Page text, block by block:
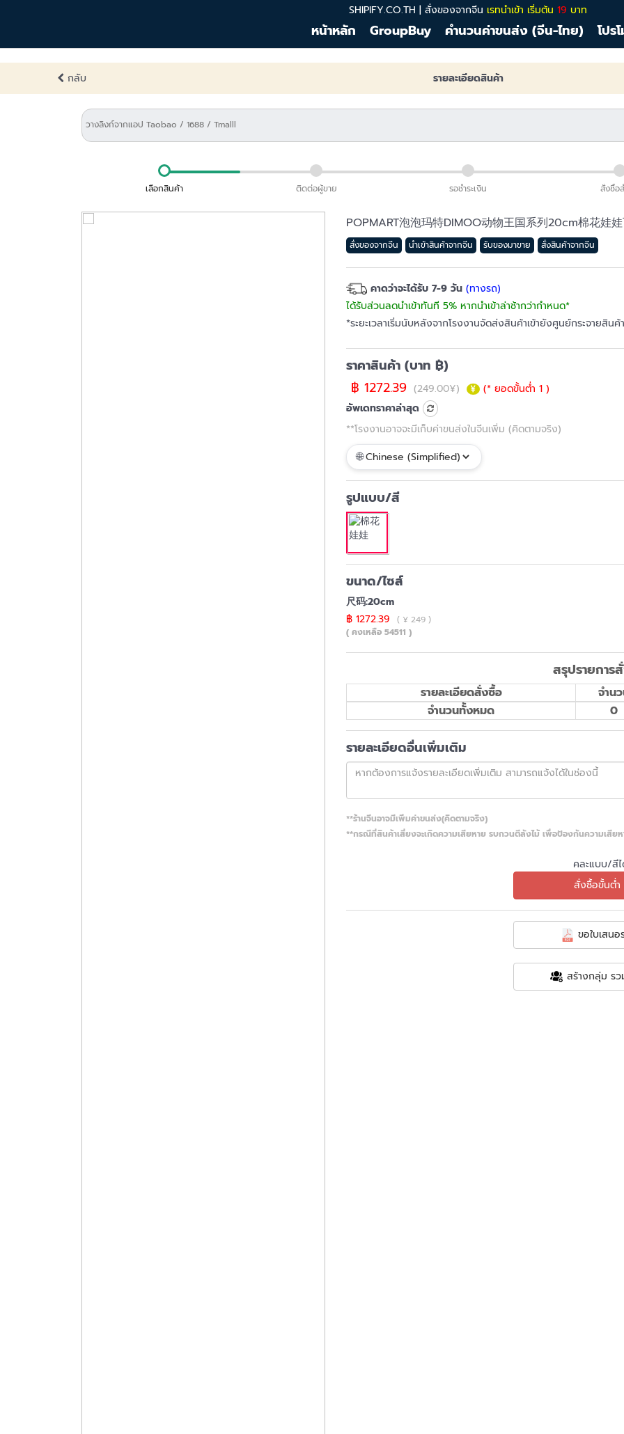
SHIPIFY.CO.TH | สั่งของจากจีน เรทนำเข้า เริ่มต้น 19 บาท
หน้าหลัก GroupBuy คำนวนค่าขนส่ง (จีน-ไทย) โปร
กลับ รายละเอียดสินค้า
เลือกสินค้า ติดต่อผู้ขาย รอชำระเงิน สั่งซื้อ
POPMART泡泡玛特DIMOO动物王国系列20cm棉花娃
สั่งของจากจีน นำเข้าสินค้าจากจีน รับของมาขาย สั่งสินค้าจากจีน
คาดว่าจะได้รับ 7-9 วัน (ทางรถ)
ได้รับส่วนลดนำเข้าทันที 5% หากนำเข้าล่าช้ากว่ากำหนด*
*ระยะเวลาเริ่มนับหลังจากโรงงานจัดส่งสินค้าเข้ายังศูนย์กระจายสิน
ราคาสินค้า (บาท ฿)
฿ 1272.39 (249.00¥)
(* ยอดขั้นต่ำ 1 )
อัพเดทราคาล่าสุด
**โรงงานอาจจะมีเก็บค่าขนส่งในจีนเพิ่ม (คิดตามจริง)
รูปแบบ/สี
ขนาด/ไซส์
尺码:20cm
฿ 1272.39
( ¥ 249 )
( คงเหลือ 54511 )
สรุปรายการ
รายละเอียดสั่งซื้อ
จำน
จำนวนทั้งหมด
0
รายละเอียดอื่นเพิ่มเติม
**ร้านจีนอาจมีเพิ่มค่าขนส่ง(คิดตามจริง)
**กรณีที่สินค้าเสี่ยงจะเกิดความเสียหาย รบกวนตีลังไม้ เพื่อป้องกันความเสีย
คละแบบ/สี
สั่งซื้อขั้นต่ำ
ขอใบเสนอ
สร้างกลุ่ม ร